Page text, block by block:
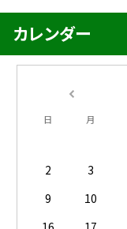
カレンダー
日 月
2
3
9
10